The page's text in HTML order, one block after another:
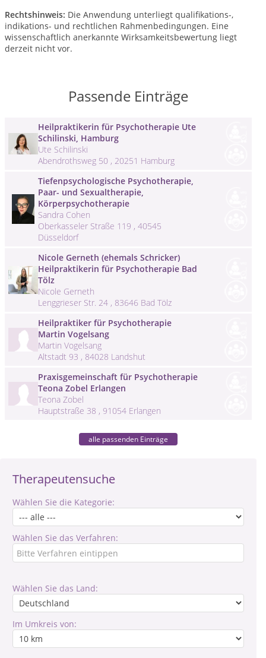
Therapeutensuche
Wählen Sie die Kategorie:
Wählen Sie das Verfahren:
Wählen Sie das Land:
Im Umkreis von:
Rechtshinweis: Die Anwendung unterliegt qualifikations-,
indikations- und rechtlichen Rahmenbedingungen. Eine
wissenschaftlich anerkannte Wirksamkeitsbewertung liegt
derzeit nicht vor.
Passende Einträge
Heilpraktikerin für Psychotherapie Ute
Schilinski, Hamburg
Ute Schilinski
Abendrothsweg 50 , 20251 Hamburg
Tiefenpsychologische Psychotherapie,
Paar- und Sexualtherapie,
Körperpsychotherapie
Sandra Cohen
Oberkasseler Straße 119 , 40545
Düsseldorf
Nicole Gerneth (ehemals Schricker)
Heilpraktikerin für Psychotherapie Bad
Tölz
Nicole Gerneth
Lenggrieser Str. 24 , 83646 Bad Tölz
Heilpraktiker für Psychotherapie
Martin Vogelsang
Martin Vogelsang
Altstadt 93 , 84028 Landshut
Praxisgemeinschaft für Psychotherapie
Teona Zobel Erlangen
Teona Zobel
Hauptstraße 38 , 91054 Erlangen
alle passenden Einträge